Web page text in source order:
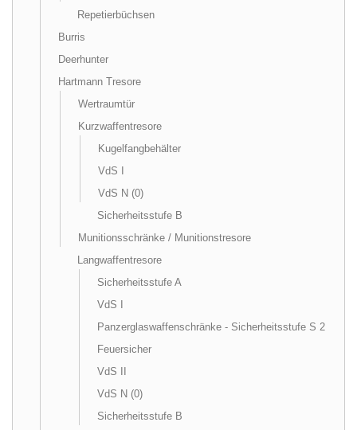
Repetierbüchsen
Burris
Deerhunter
Hartmann Tresore
Wertraumtür
Kurzwaffentresore
Kugelfangbehälter
VdS I
VdS N (0)
Sicherheitsstufe B
Munitionsschränke / Munitionstresore
Langwaffentresore
Sicherheitsstufe A
VdS I
Panzerglaswaffenschränke - Sicherheitsstufe S 2
Feuersicher
VdS II
VdS N (0)
Sicherheitsstufe B